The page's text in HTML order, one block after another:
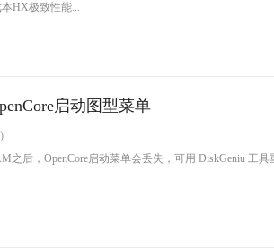
HX极致性能...
启动图型菜单
之后，OpenCore启动菜单会丢失，可用 DiskGeniu 工